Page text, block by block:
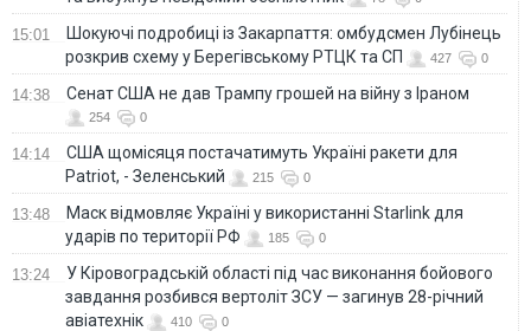
15:01
Шокуючі подробиці із Закарпаття: омбудсмен Лубінець
розкрив схему у Берегівському РТЦК та СП
427 0
14:38 Сенат США не дав Трампу грошей на війну з Іраном
254 0
14:14
США щомісяця постачатимуть Україні ракети для
Patriot, - Зеленський
215 0
13:48
Маск відмовляє Україні у використанні Starlink для
ударів по території РФ
185 0
13:24
У Кіровоградській області під час виконання бойового
завдання розбився вертоліт ЗСУ — загинув 28-річний
авіатехнік
410 0